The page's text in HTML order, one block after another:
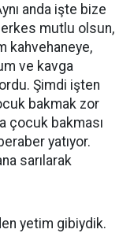
anda işte bize
mutlu olsun,
kahvehaneye,
ve kavga
Şimdi işten
bakmak zor
çocuk bakması
yatıyor.
sarılarak
yetim gibiydik.